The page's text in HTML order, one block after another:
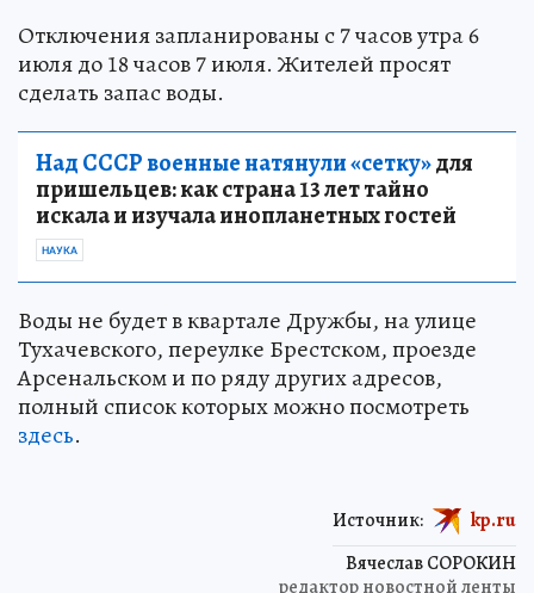
Отключения запланированы с 7 часов утра 6
июля до 18 часов 7 июля. Жителей просят
сделать запас воды.
Над СССР военные натянули «сетку»для
пришельцев: как страна 13 лет тайно
искала и изучала инопланетных гостей
НАУКА
Воды не будет в квартале Дружбы, на улице
Тухачевского, переулке Брестском, проезде
Арсенальском и по ряду других адресов,
полный список которых можно посмотреть
здесь.
Вячеслав СОРОКИН
редактор новостной ленты
Источник: kp.ru